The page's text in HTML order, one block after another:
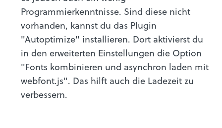
Programmierkenntnisse. Sind diese nicht
vorhanden, kannst du das Plugin
"Autoptimize" installieren. Dort aktivierst du
in den erweiterten Einstellungen die Option
"Fonts kombinieren und asynchron laden mit
webfont.js". Das hilft auch die Ladezeit zu
verbessern.